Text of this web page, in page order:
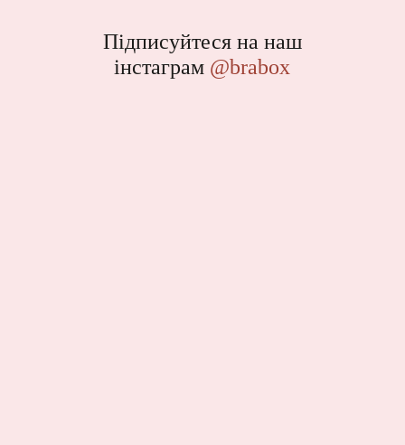
Підписуйтеся на наш
інстаграм @brabox